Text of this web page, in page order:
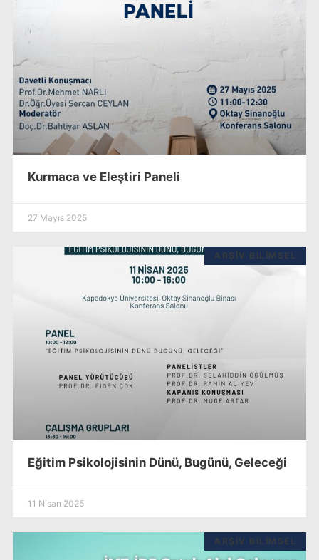
Kurmaca ve Eleştiri Paneli
27 Mayıs 2025
ARŞIV BILIMSEL
Eğitim Psikolojisinin Dünü, Bugünü, Geleceği
11 Nisan 2025
ARŞIV BILIMSEL